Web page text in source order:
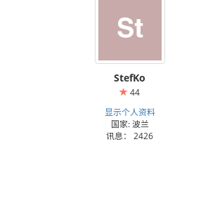
StefKo
44
显示个人资料
国家: 波兰
讯息： 2426